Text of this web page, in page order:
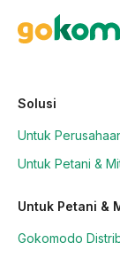
Solusi
Untuk
Untuk Petani &
Untuk Petani &
Gokomodo